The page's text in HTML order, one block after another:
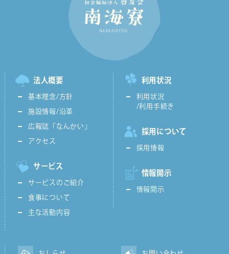
法人概要
基本理念/方針
施設情報/沿革
広報誌「なんかい」
アクセス
サービス
サービスのご紹介
食事について
主な活動内容
利用状況
利用状況
/利用手続き
採用について
採用情報
情報開示
情報開示